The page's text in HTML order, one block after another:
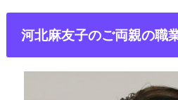
河北麻友子のご両親の職